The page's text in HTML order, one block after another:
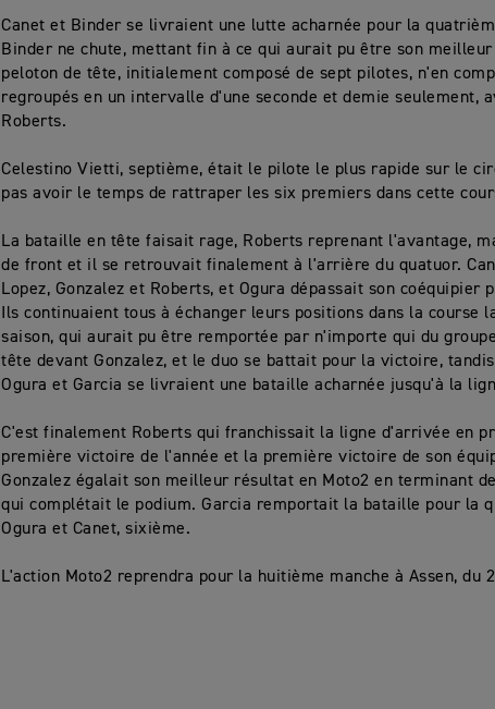
Canet et Binder se livraient une lutte acharnée pour la
Binder ne chute, mettant fin à ce qui aurait pu être son
peloton de tête, initialement composé de sept pilotes, n'en
regroupés en un intervalle d'une seconde et demie seulement,
Roberts.
Celestino Vietti, septième, était le pilote le plus rapide sur le
pas avoir le temps de rattraper les six premiers dans cette
La bataille en tête faisait rage, Roberts reprenant l'avantage,
de front et il se retrouvait finalement à l'arrière du quatuor.
Lopez, Gonzalez et Roberts, et Ogura dépassait son coéquipier
Ils continuaient tous à échanger leurs positions dans la course
saison, qui aurait pu être remportée par n'importe qui du
tête devant Gonzalez, et le duo se battait pour la victoire,
Ogura et Garcia se livraient une bataille acharnée jusqu'à la
C'est finalement Roberts qui franchissait la ligne d'arrivée en
première victoire de l'année et la première victoire de son
Gonzalez égalait son meilleur résultat en Moto2 en terminant
qui complétait le podium. Garcia remportait la bataille pour la
Ogura et Canet, sixième.
L'action Moto2 reprendra pour la huitième manche à Assen, du